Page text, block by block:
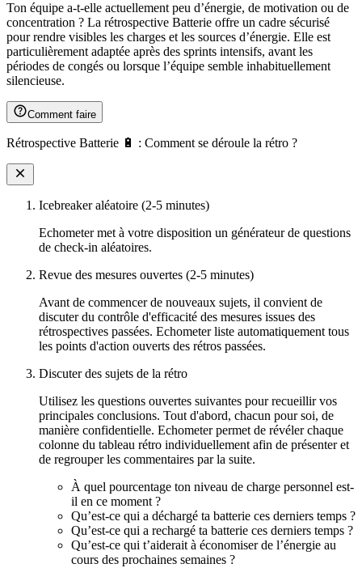
Ton équipe a-t-elle actuellement peu d’énergie, de motivation ou de
concentration ? La rétrospective Batterie offre un cadre sécurisé
pour rendre visibles les charges et les sources d’énergie. Elle est
particulièrement adaptée après des sprints intensifs, avant les
périodes de congés ou lorsque l’équipe semble inhabituellement
silencieuse.
Comment faire
Rétrospective Batterie 🔋 : Comment se déroule la rétro ?
Icebreaker aléatoire (2-5 minutes)
Echometer met à votre disposition un générateur de questions
de check-in aléatoires.
Revue des mesures ouvertes (2-5 minutes)
Avant de commencer de nouveaux sujets, il convient de
discuter du contrôle d'efficacité des mesures issues des
rétrospectives passées. Echometer liste automatiquement tous
les points d'action ouverts des rétros passées.
Discuter des sujets de la rétro
Utilisez les questions ouvertes suivantes pour recueillir vos
principales conclusions. Tout d'abord, chacun pour soi, de
manière confidentielle. Echometer permet de révéler chaque
colonne du tableau rétro individuellement afin de présenter et
de regrouper les commentaires par la suite.
À quel pourcentage ton niveau de charge personnel est-
il en ce moment ?
Qu’est-ce qui a déchargé ta batterie ces derniers temps ?
Qu’est-ce qui a rechargé ta batterie ces derniers temps ?
Qu’est-ce qui t’aiderait à économiser de l’énergie au
cours des prochaines semaines ?